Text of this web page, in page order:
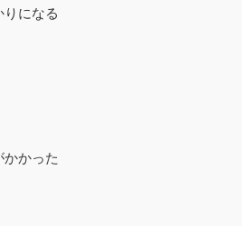
になる
かった